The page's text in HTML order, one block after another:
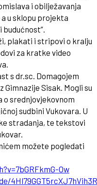
i obilježavanja
u sklopu projekta
plakati i stripovi o kralju
za kratke video
s dr.sc. Domagojem
Sisak. Mogli su
o srednjovjekovnom
sudbini Vukovara. U
stradanja, te tekstovi
možete pogledati
Ow